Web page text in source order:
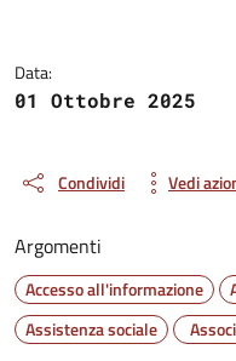
Data:
01 Ottobre 2025
Condividi Vedi
Argomenti
Accesso all'informazione
Assistenza sociale